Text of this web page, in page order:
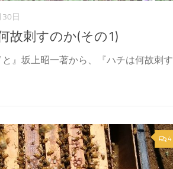
日
故刺すのか(その1)
と』坂上昭一著から、『ハチは何故刺す
4